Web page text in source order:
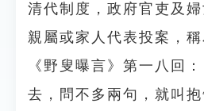
清代制度，政府官吏及
親屬或家人代表投案，稱
《野叟曝言》第一八回
去，問不多兩句，就叫抱